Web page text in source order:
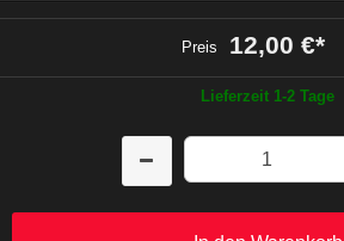
Preis 12,00 €*
Lieferzeit 1-2 Tage